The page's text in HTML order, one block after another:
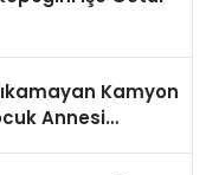
Kamyon
Annesi